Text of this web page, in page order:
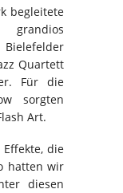
begleitete
Quartett
Für die
sorgten
Art.
die
hatten wir
diesen